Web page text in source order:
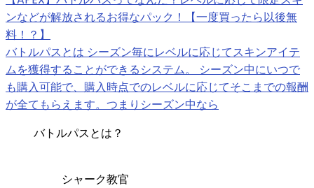
ンなどが解放されるお得なパック！【一度買ったら以後無
料！？】
バトルパスとは シーズン毎にレベルに応じてスキンアイテ
ムを獲得することができるシステム。 シーズン中にいつで
も購入可能で、購入時点でのレベルに応じてそこまでの報酬
が全てもらえます。つまりシーズン中なら
バトルパスとは？
シャーク教官